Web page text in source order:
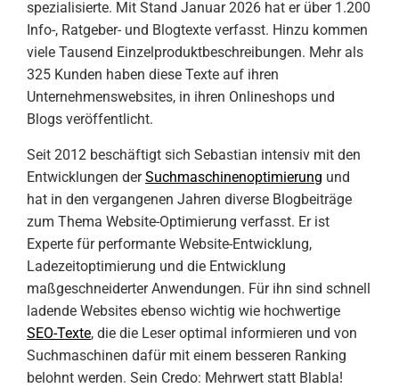
spezialisierte. Mit Stand Januar 2026 hat er über 1.200
Info-, Ratgeber- und Blogtexte verfasst. Hinzu kommen
viele Tausend Einzelproduktbeschreibungen. Mehr als
325 Kunden haben diese Texte auf ihren
Unternehmenswebsites, in ihren Onlineshops und
Blogs veröffentlicht.
Seit 2012 beschäftigt sich Sebastian intensiv mit den
Entwicklungen derSuchmaschinenoptimierung und
hat in den vergangenen Jahren diverse Blogbeiträge
zum Thema Website-Optimierung verfasst. Er ist
Experte für performante Website-Entwicklung,
Ladezeitoptimierung und die Entwicklung
maßgeschneiderter Anwendungen. Für ihn sind schnell
ladende Websites ebenso wichtig wie hochwertige
SEO-Texte, die die Leser optimal informieren und von
Suchmaschinen dafür mit einem besseren Ranking
belohnt werden. Sein Credo: Mehrwert statt Blabla!